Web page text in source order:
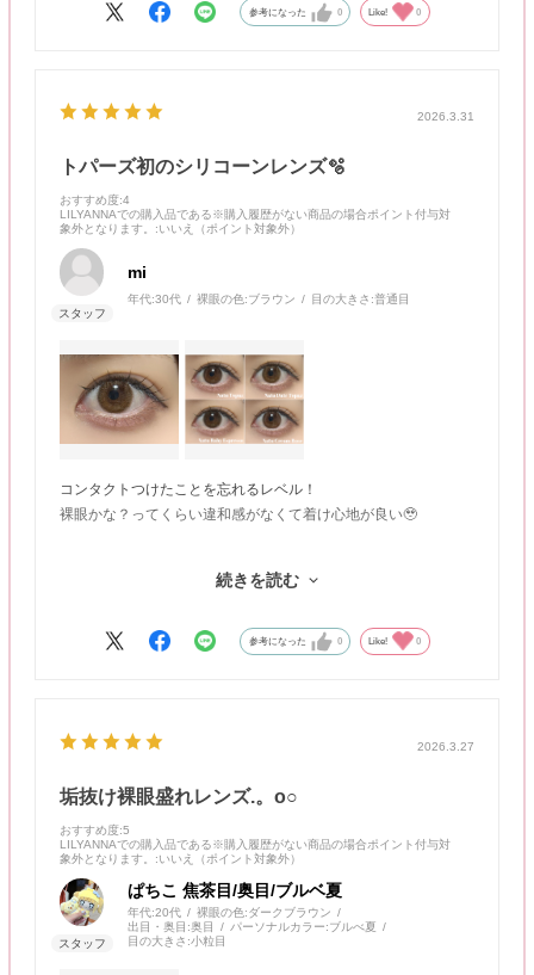
参考になった 0 Like! 0
2026.3.31
トパーズ初のシリコーンレンズ🫧
おすすめ度:4
LILYANNAでの購入品である※購入履歴がない商品の場合ポイント付与対
象外となります。
:いいえ（ポイント対象外）
mi
年代:30代 裸眼の色:ブラウン 目の大きさ:普通目
コンタクトつけたことを忘れるレベル！
裸眼かな？ってくらい違和感がなくて着け心地が良い🥹
続きを読む
参考になった 0 Like! 0
2026.3.27
垢抜け裸眼盛れレンズ.。o○
おすすめ度:5
LILYANNAでの購入品である※購入履歴がない商品の場合ポイント付与対
象外となります。
:いいえ（ポイント対象外）
ぱちこ 焦茶目/奥目/ブルベ夏
年代:20代 裸眼の色:ダークブラウン
出目・奥目:奥目 パーソナルカラー:ブルべ夏
目の大きさ:小粒目